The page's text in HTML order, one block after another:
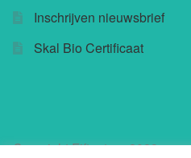
Inschrijven nieuwsbrief
Skal Bio Certificaat
Copyright Fifteatree 2023